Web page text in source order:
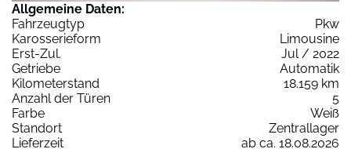
Allgemeine Daten:
Fahrzeugtyp
Pkw
Karosserieform
Limousine
Erst-Zul.
Jul / 2022
Getriebe
Automatik
Kilometerstand
18.159 km
Anzahl der Türen
5
Farbe
Weiß
Standort
Zentrallager
Lieferzeit
ab ca. 18.08.2026